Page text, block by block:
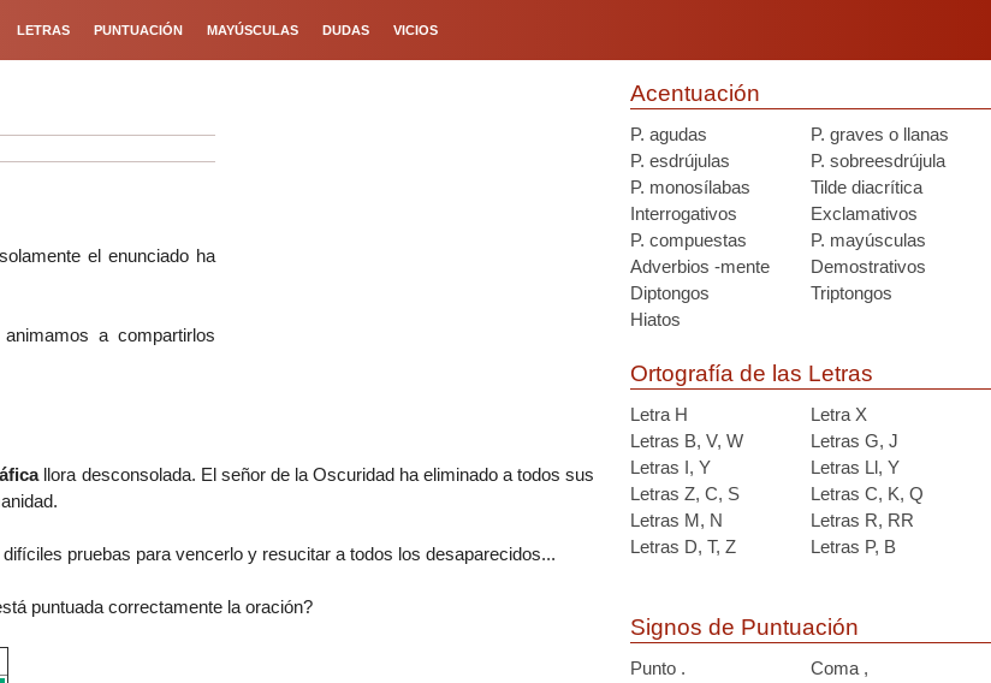
LETRAS PUNTUACIÓN MAYÚSCULAS DUDAS VICIOS
el enunciado ha
a compartirlos
llora desconsolada. El señor de la Oscuridad ha eliminado a todos sus
pruebas para vencerlo y resucitar a todos los desaparecidos...
puntuada correctamente la oración?
Acentuación
P. agudas
P. graves o llanas
P. esdrújulas
P. sobreesdrújula
P. monosílabas
Tilde diacrítica
Interrogativos
Exclamativos
P. compuestas
P. mayúsculas
Adverbios -mente
Demostrativos
Diptongos
Triptongos
Hiatos
Ortografía de las Letras
Letra H
Letra X
Letras B, V, W
Letras G, J
Letras I, Y
Letras Ll, Y
Letras Z, C, S
Letras C, K, Q
Letras M, N
Letras R, RR
Letras D, T, Z
Letras P, B
Signos de Puntuación
Punto .
Coma ,